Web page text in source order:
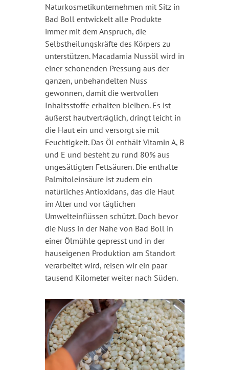
Naturkosmetikunternehmen mit Sitz in
Bad Boll entwickelt alle Produkte
immer mit dem Anspruch, die
Selbstheilungskräfte des Körpers zu
unterstützen. Macadamia Nussöl wird in
einer schonenden Pressung aus der
ganzen, unbehandelten Nuss
gewonnen, damit die wertvollen
Inhaltsstoffe erhalten bleiben. Es ist
äußerst hautverträglich, dringt leicht in
die Haut ein und versorgt sie mit
Feuchtigkeit. Das Öl enthält Vitamin A, B
und E und besteht zu rund 80% aus
ungesättigten Fettsäuren. Die enthalte
Palmitoleinsäure ist zudem ein
natürliches Antioxidans, das die Haut
im Alter und vor täglichen
Umwelteinflüssen schützt. Doch bevor
die Nuss in der Nähe von Bad Boll in
einer Ölmühle gepresst und in der
hauseigenen Produktion am Standort
verarbeitet wird, reisen wir ein paar
tausend Kilometer weiter nach Süden.